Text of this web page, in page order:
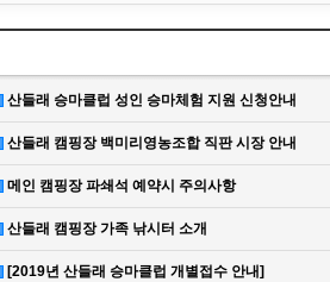
산들래 승마클럽 성인 승마체험 지원 신청안내
산들래 캠핑장 백미리영농조합 직판 시장 안내
메인 캠핑장 파쇄석 예약시 주의사항
산들래 캠핑장 가족 낚시터 소개
[2019년 산들래 승마클럽 개별접수 안내]